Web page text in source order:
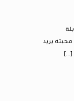
يريد
[…]